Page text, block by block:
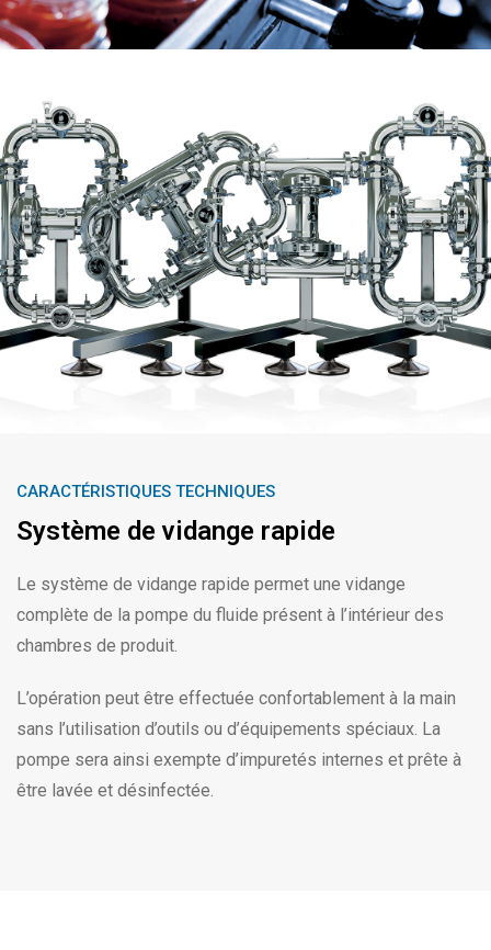
CARACTÉRISTIQUES TECHNIQUES
Système de vidange rapide
Le système de vidange rapide permet une vidange
complète de la pompe du fluide présent à l’intérieur des
chambres de produit.
L’opération peut être effectuée confortablement à la main
sans l’utilisation d’outils ou d’équipements spéciaux. La
pompe sera ainsi exempte d’impuretés internes et prête à
être lavée et désinfectée.